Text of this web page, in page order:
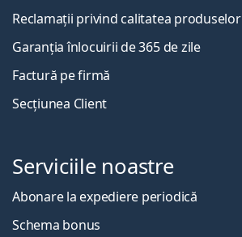
Reclamații privind calitatea produselor
Garanția înlocuirii de 365 de zile
Factură pe firmă
Secțiunea Client
Serviciile noastre
Abonare la expediere periodică
Schema bonus